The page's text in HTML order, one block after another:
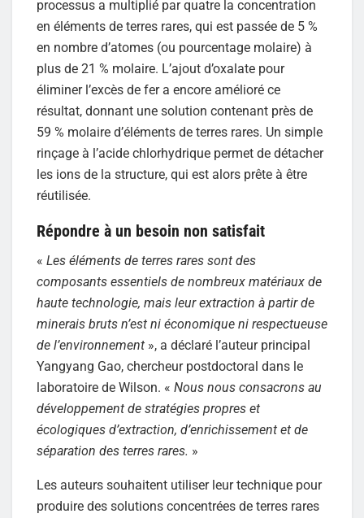
processus a multiplié par quatre la concentration
en éléments de terres rares, qui est passée de 5 %
en nombre d’atomes (ou pourcentage molaire) à
plus de 21 % molaire. L’ajout d’oxalate pour
éliminer l’excès de fer a encore amélioré ce
résultat, donnant une solution contenant près de
59 % molaire d’éléments de terres rares. Un simple
rinçage à l’acide chlorhydrique permet de détacher
les ions de la structure, qui est alors prête à être
réutilisée.
Répondre à un besoin non satisfait
« Les éléments de terres rares sont des
composants essentiels de nombreux matériaux de
haute technologie, mais leur extraction à partir de
minerais bruts n’est ni économique ni respectueuse
de l’environnement », a déclaré l’auteur principal
Yangyang Gao, chercheur postdoctoral dans le
laboratoire de Wilson. « Nous nous consacrons au
développement de stratégies propres et
écologiques d’extraction, d’enrichissement et de
séparation des terres rares. »
Les auteurs souhaitent utiliser leur technique pour
produire des solutions concentrées de terres rares